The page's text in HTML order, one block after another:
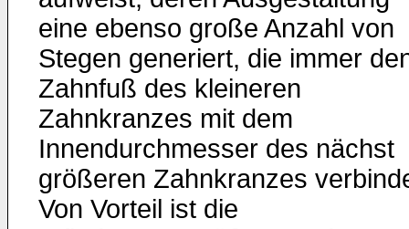
eine ebenso große Anzahl von
Stegen generiert, die immer
Zahnfuß des kleineren
Zahnkranzes mit dem
Innendurchmesser des nächst
größeren Zahnkranzes
Von Vorteil ist die